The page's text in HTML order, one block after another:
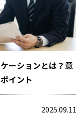
ーションとは？意
イント
2025.09.11